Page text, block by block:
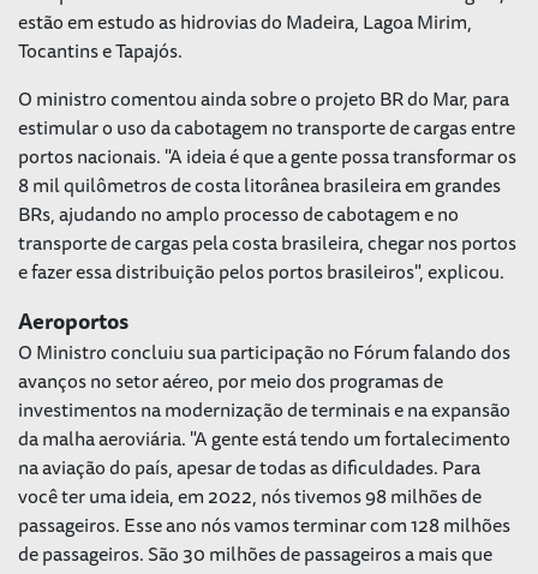
estão em estudo as hidrovias do Madeira, Lagoa Mirim,
Tocantins e Tapajós.
O ministro comentou ainda sobre o projeto BR do Mar, para
estimular o uso da cabotagem no transporte de cargas entre
portos nacionais. "A ideia é que a gente possa transformar os
8 mil quilômetros de costa litorânea brasileira em grandes
BRs, ajudando no amplo processo de cabotagem e no
transporte de cargas pela costa brasileira, chegar nos portos
e fazer essa distribuição pelos portos brasileiros", explicou.
Aeroportos
O Ministro concluiu sua participação no Fórum falando dos
avanços no setor aéreo, por meio dos programas de
investimentos na modernização de terminais e na expansão
da malha aeroviária. "A gente está tendo um fortalecimento
na aviação do país, apesar de todas as dificuldades. Para
você ter uma ideia, em 2022, nós tivemos 98 milhões de
passageiros. Esse ano nós vamos terminar com 128 milhões
de passageiros. São 30 milhões de passageiros a mais que